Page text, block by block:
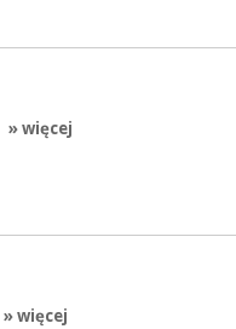
» więcej
» więcej